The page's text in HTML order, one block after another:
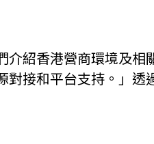
紹香港營商環境及相
接和平台支持。」透